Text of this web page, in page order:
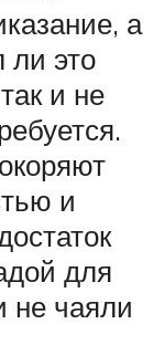
а
ли это
и не
и
для
не чаяли